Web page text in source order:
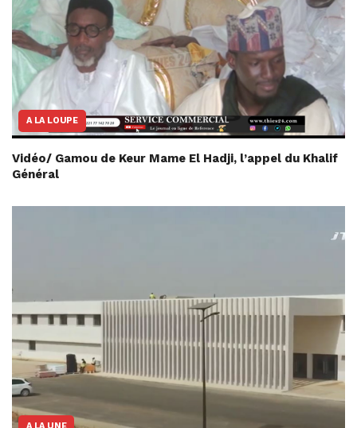
A LA LOUPE
Vidéo/ Gamou de Keur Mame El Hadji, l’appel du Khalif
Général
A LA UNE